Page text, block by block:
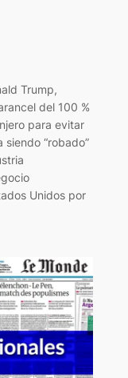
Trump,
del 100 %
para evitar
siendo “robado”
Unidos por